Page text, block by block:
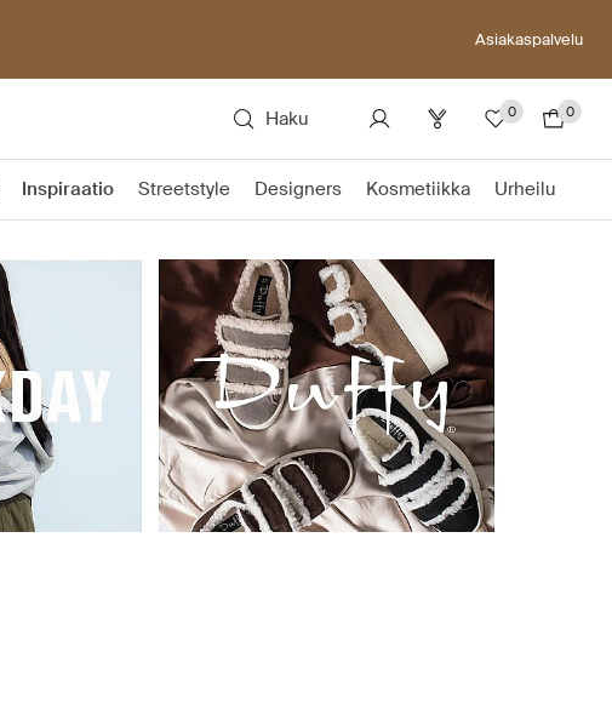
Asiakaspalvelu
Haku 0 0
Inspiraatio Streetstyle Designers Kosmetiikka Urheilu